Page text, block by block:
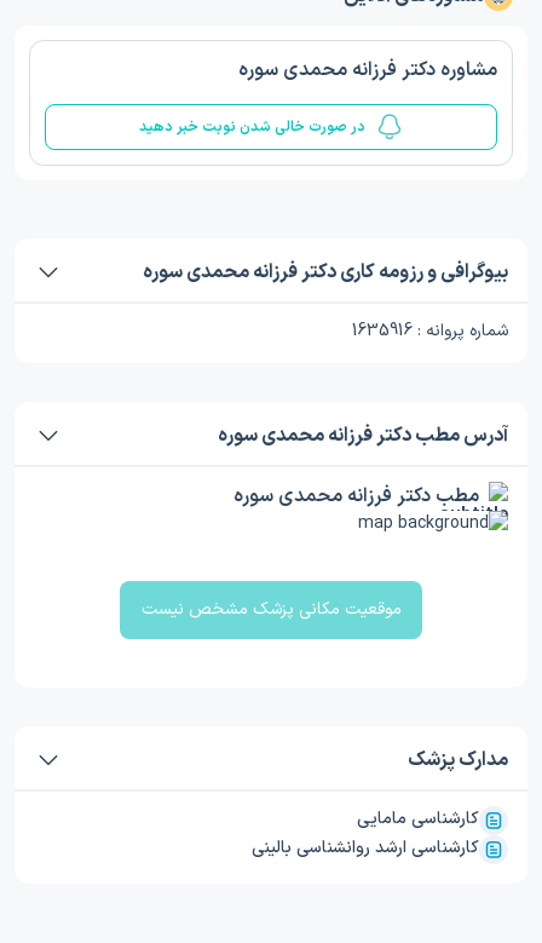
مشاوره دکتر فرزانه محمدی سوره
در صورت خالی شدن نوبت خبر دهید
بیوگرافی و رزومه کاری دکتر فرزانه محمدی سوره
شماره پروانه : 1635916
آدرس مطب دکتر فرزانه محمدی سوره
مطب دکتر فرزانه محمدی سوره
موقعیت مکانی پزشک مشخص نیست
مدارک پزشک
کارشناسی مامایی
کارشناسی ارشد روانشناسی بالینی